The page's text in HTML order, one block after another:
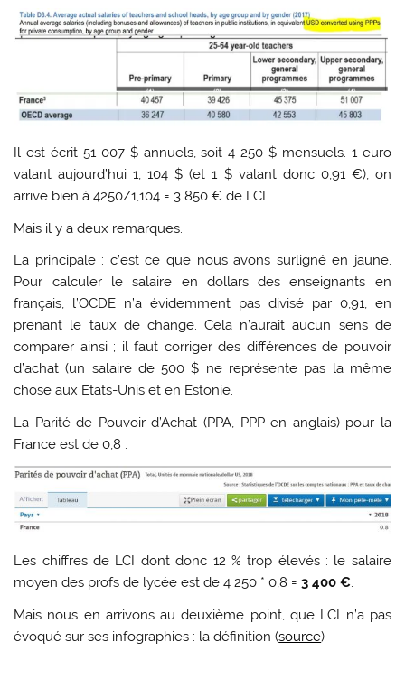
Il est écrit 51 007 $ annuels, soit 4 250 $ mensuels. 1 euro
valant aujourd’hui 1, 104 $ (et 1 $ valant donc 0,91 €), on
arrive bien à 4250/1,104 = 3 850 € de LCI.
Mais il y a deux remarques.
La principale : c’est ce que nous avons surligné en jaune.
Pour calculer le salaire en dollars des enseignants en
français, l’OCDE n’a évidemment pas divisé par 0,91, en
prenant le taux de change. Cela n’aurait aucun sens de
comparer ainsi ; il faut corriger des différences de pouvoir
d’achat (un salaire de 500 $ ne représente pas la même
chose aux Etats-Unis et en Estonie.
La Parité de Pouvoir d’Achat (PPA, PPP en anglais) pour la
France est de 0,8 :
Les chiffres de LCI dont donc 12 % trop élevés : le salaire
moyen des profs de lycée est de 4 250 * 0,8 =3 400 €.
Mais nous en arrivons au deuxième point, que LCI n’a pas
évoqué sur ses infographies : la définition (source)